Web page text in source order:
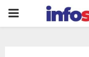
PRIMARY